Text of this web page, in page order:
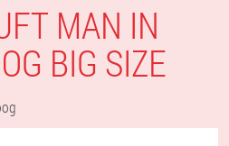
MAN IN
BIG SIZE